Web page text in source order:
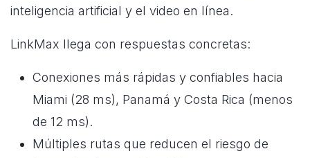
inteligencia artificial y el video en línea.
LinkMax llega con respuestas concretas:
Conexiones más rápidas y confiables hacia
Miami (28 ms), Panamá y Costa Rica (menos
de 12 ms).
Múltiples rutas que reducen el riesgo de